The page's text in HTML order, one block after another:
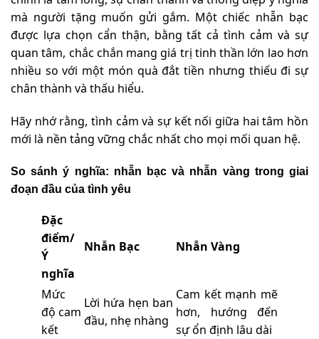
mà người tặng muốn gửi gắm. Một chiếc nhẫn bạc
được lựa chọn cẩn thận, bằng tất cả tình cảm và sự
quan tâm, chắc chắn mang giá trị tinh thần lớn lao hơn
nhiều so với một món quà đắt tiền nhưng thiếu đi sự
chân thành và thấu hiểu.
Hãy nhớ rằng, tình cảm và sự kết nối giữa hai tâm hồn
mới là nền tảng vững chắc nhất cho mọi mối quan hệ.
So sánh ý nghĩa: nhẫn bạc và nhẫn vàng trong giai
đoạn đầu của tình yêu
Đặc
điểm/
Ý
nghĩa
Nhẫn Bạc Nhẫn Vàng
Mức
độ cam
kết
Lời hứa hẹn ban
đầu, nhẹ nhàng
Cam kết mạnh mẽ
hơn, hướng đến
sự ổn định lâu dài